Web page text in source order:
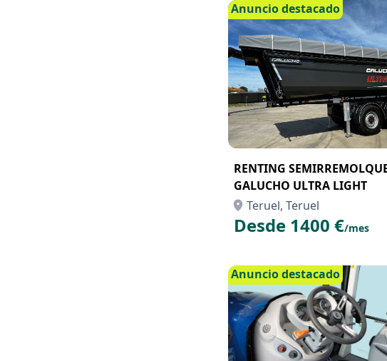
Anuncio destacado
RENTING
GALUCHO ULTRA LIGHT
Teruel, Teruel
Desde 1400 €/mes
Anuncio destacado